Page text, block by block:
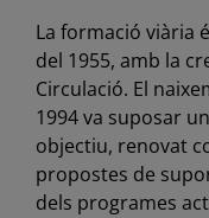
La formació viària
del 1955, amb la
Circulació. El
1994 va suposar
objectiu, renovat
propostes de
dels programes